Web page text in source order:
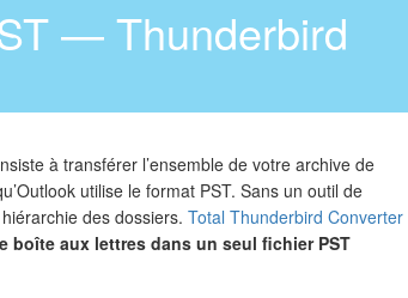
— Thunderbird
à transférer l’ensemble de votre archive de
utilise le format PST. Sans un outil de
des dossiers. Total Thunderbird Converter
boîte aux lettres dans un seul fichier PST